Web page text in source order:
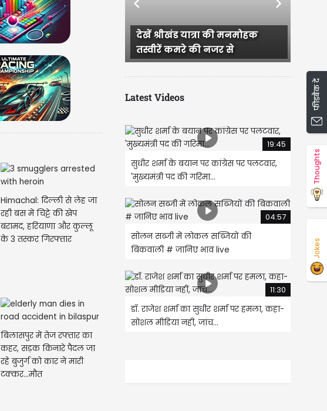
Himachal: दिल्ली से लेह जा
रही बस में चिट्टे की खेप
बरामद, हरियाणा और कुल्लू
के 3 तस्कर गिरफ्तार
बिलासपुर में तेज रफ्तार का
कहर, सड़क किनारे पैदल जा
रहे बुजुर्ग को कार ने मारी
टक्कर...मौत
देखें श्रीखंड यात्रा की मनमोहक
अंतर्राष्ट्रीय कुल्लू दशहरा उत्सव के
रंग तस्वीरों के संग
Previous Next
Latest Videos
19:45
सुधीर शर्मा के बयान पर कांग्रेस पर पलटवार,
'मुख्यमंत्री पद की गरिमा...
04:57
सोलन सब्जी में लोकल सब्जियों की
बिकवाली # जानिए भाव live
11:30
डॉ. राजेश शर्मा का सुधीर शर्मा पर हमला, कहा-
सोशल मीडिया नहीं, जांच...
फीडबैक दें
Thoughts
Jokes